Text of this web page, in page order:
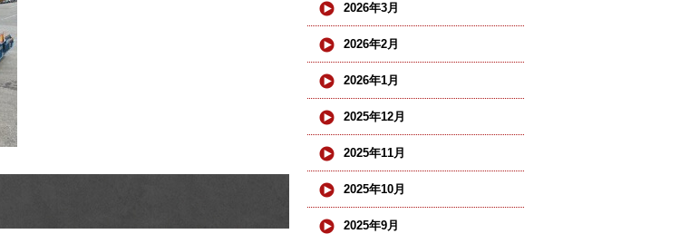
2026年3月
2026年2月
2026年1月
2025年12月
2025年11月
2025年10月
2025年9月